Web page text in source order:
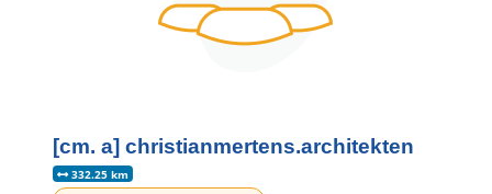
[cm. a] christianmertens.architekten
332.25 km